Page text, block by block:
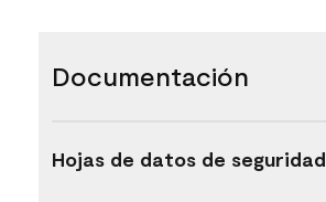
Documentación
Hojas de datos de seguridad